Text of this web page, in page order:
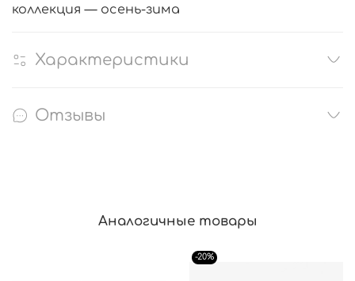
коллекция — осень-зима
Характеристики
Отзывы
Аналогичные товары
-20%